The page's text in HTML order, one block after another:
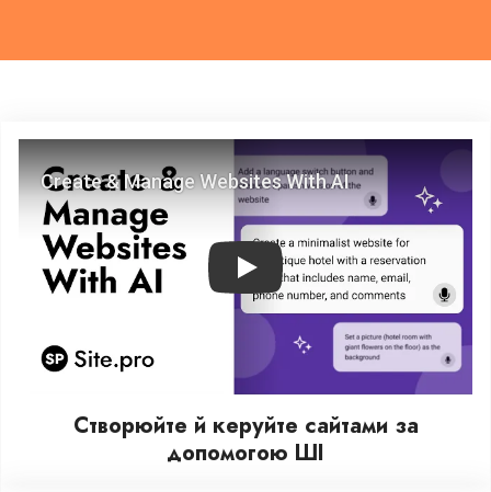
Play
Створюйте й керуйте сайтами за
допомогою ШІ